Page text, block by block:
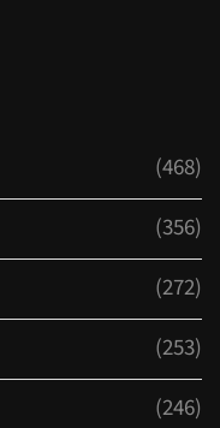
(468)
(356)
(272)
(253)
(246)